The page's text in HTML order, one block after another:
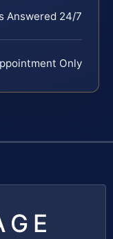
Answered 24/7
Only